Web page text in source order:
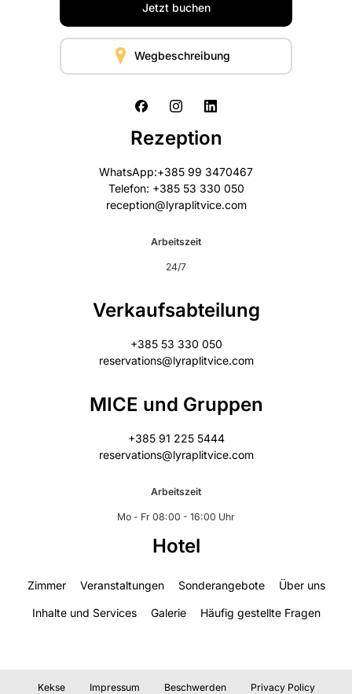
Jetzt buchen
Wegbeschreibung
Rezeption
WhatsApp:+385 99 3470467
Telefon: +385 53 330 050
reception@lyraplitvice.com
Arbeitszeit
24/7
Verkaufsabteilung
+385 53 330 050
reservations@lyraplitvice.com
MICE und Gruppen
+385 91 225 5444
reservations@lyraplitvice.com
Arbeitszeit
Mo - Fr 08:00 - 16:00 Uhr
Hotel
Zimmer Veranstaltungen Sonderangebote Über uns
Inhalte und Services Galerie Häufig gestellte Fragen
Kekse Impressum Beschwerden Privacy Policy